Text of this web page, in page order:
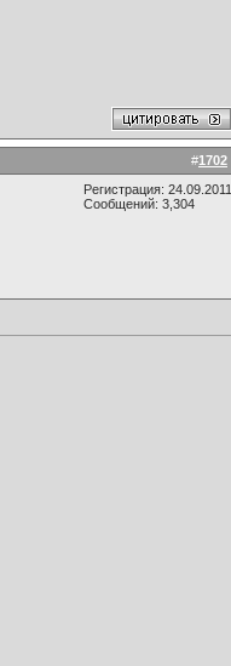
#1702
Регистрация: 24.09.2011
Сообщений: 3,304